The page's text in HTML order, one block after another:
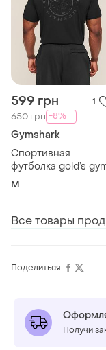
599 грн 1
650 грн -8%
Gymshark
Спортивная
футболка gold’s
для бега
спорта тренировок
зала тяжелой
under armour
M
Все товары
Поделиться:
Получи